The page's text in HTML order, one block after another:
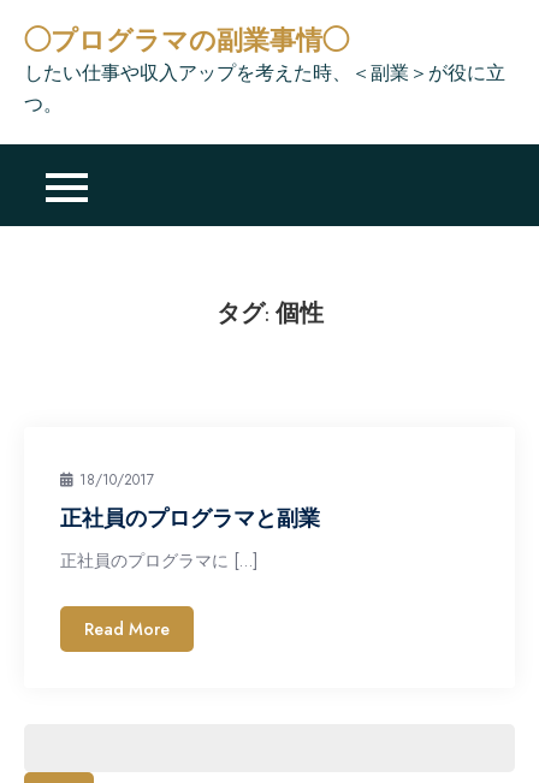
content
◯プログラマの副業事情◯
したい仕事や収入アップを考えた時、＜副業＞が役に立
つ。
タグ: 個性
18/10/2017
正社員のプログラマと副業
正社員のプログラマに […]
Read More
索: